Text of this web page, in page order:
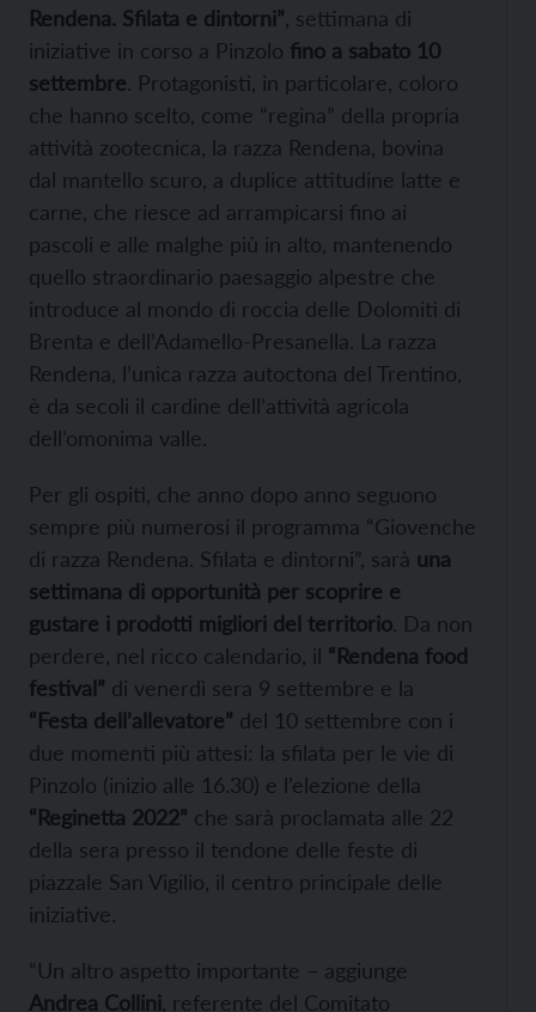
Rendena. Sfilata e dintorni” , settimana di
iniziative in corso a Pinzolo fino a sabato 10
settembre. Protagonisti, in particolare, coloro
che hanno scelto, come “regina” della propria
attività zootecnica, la razza Rendena, bovina
dal mantello scuro, a duplice attitudine latte e
carne, che riesce ad arrampicarsi fino ai
pascoli e alle malghe più in alto, mantenendo
quello straordinario paesaggio alpestre che
introduce al mondo di roccia delle Dolomiti di
Brenta e dell’Adamello-Presanella. La razza
Rendena, l’unica razza autoctona del Trentino,
è da secoli il cardine dell’attività agricola
dell’omonima valle.
Per gli ospiti, che anno dopo anno seguono
sempre più numerosi il programma “Giovenche
di razza Rendena. Sfilata e dintorni”, sarà una
settimana di opportunità per scoprire e
gustare i prodotti migliori del territorio. Da non
perdere, nel ricco calendario, il “Rendena food
festival” di venerdì sera 9 settembre e la
“Festa dell’allevatore” del 10 settembre con i
due momenti più attesi: la sfilata per le vie di
Pinzolo (inizio alle 16.30) e l’elezione della
“Reginetta 2022” che sarà proclamata alle 22
della sera presso il tendone delle feste di
piazzale San Vigilio, il centro principale delle
iniziative.
“Un altro aspetto importante – aggiunge
Andrea Collini , referente del Comitato